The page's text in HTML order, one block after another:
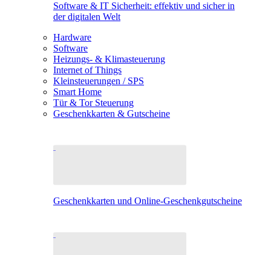
Software & IT Sicherheit: effektiv und sicher in
der digitalen Welt
Hardware
Software
Heizungs- & Klimasteuerung
Internet of Things
Kleinsteuerungen / SPS
Smart Home
Tür & Tor Steuerung
Geschenkkarten & Gutscheine
Geschenkkarten und Online-Geschenkgutscheine